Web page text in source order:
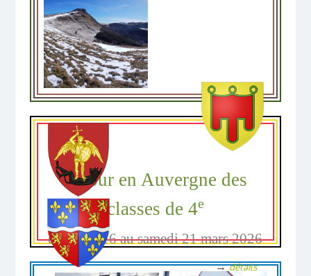
Séjour en Auvergne des
classes de 4e
du lundi 16 au samedi 21 mars 2026
→détails